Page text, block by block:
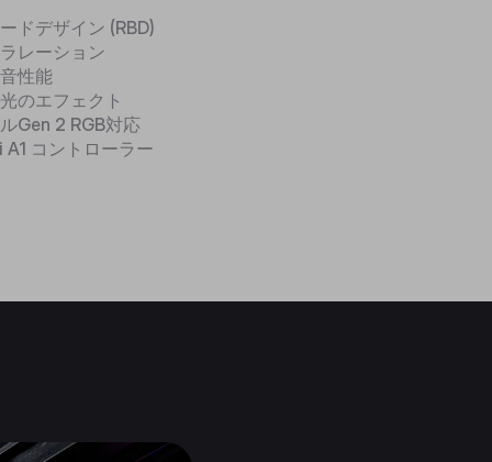
ドデザイン (RBD)
レーション
性能
のエフェクト
Gen 2 RGB対応
コントローラー